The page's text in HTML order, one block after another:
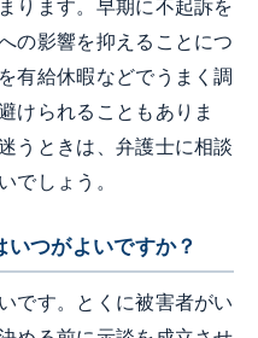
ります。早期に不起訴を
の影響を抑えることにつ
有給休暇などでうまく調
けられることもありま
うときは、弁護士に相談
でしょう。
つがよいですか？
です。とくに被害者がい